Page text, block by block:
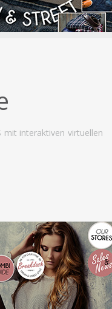
mit interaktiven virtuellen